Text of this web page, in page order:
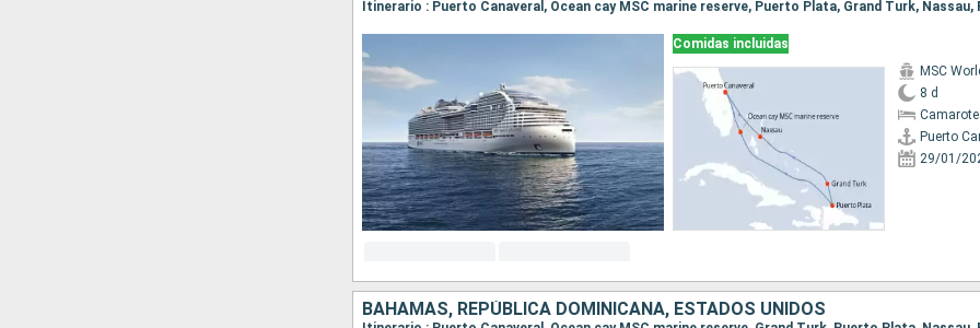
Comidas incluidas
MSC
8 d
Puerto
29/01/
BAHAMAS, REPÚBLICA DOMINICANA, ESTADOS UNIDOS